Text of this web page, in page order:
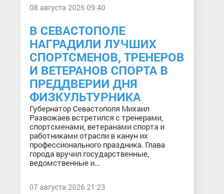
08 августа 2026 09:40
В СЕВАСТОПОЛЕ
НАГРАДИЛИ ЛУЧШИХ
СПОРТСМЕНОВ, ТРЕНЕРОВ
И ВЕТЕРАНОВ СПОРТА В
ПРЕДДВЕРИИ ДНЯ
ФИЗКУЛЬТУРНИКА
Губернатор Севастополя Михаил
Развожаев встретился с тренерами,
спортсменами, ветеранами спорта и
работниками отрасли в канун их
профессионального праздника. Глава
города вручил государственные,
ведомственные и...
07 августа 2026 21:23